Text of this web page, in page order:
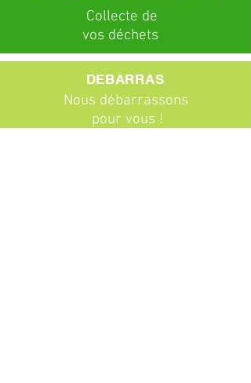
Collecte de
vos déchets
DEBARRAS
Nous débarrassons
pour vous !